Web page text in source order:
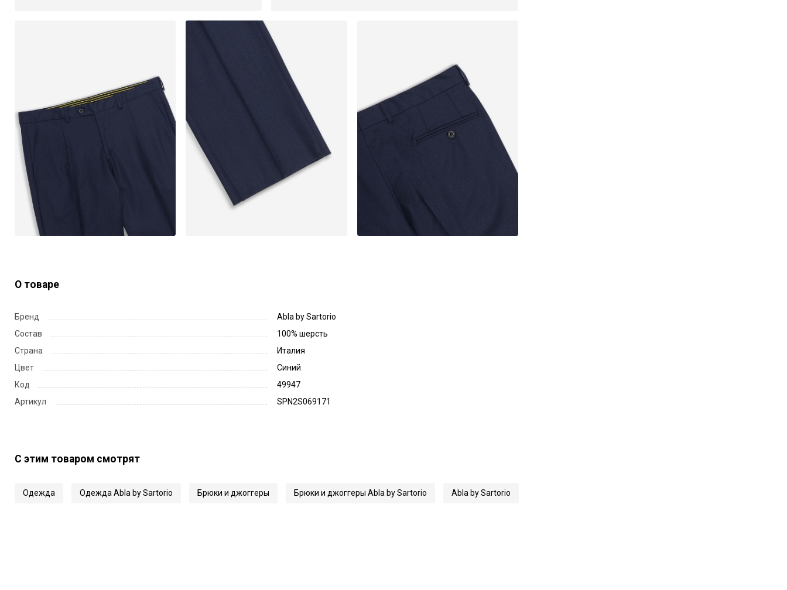
О товаре
Бренд
Abla by Sartorio
Состав
100% шерсть
Страна
Италия
Цвет
Синий
Код
49947
Артикул
SPN2S069171
С этим товаром смотрят
Одежда Одежда Abla by Sartorio Брюки и джоггеры Брюки и джоггеры Abla by Sartorio Abla by Sartorio